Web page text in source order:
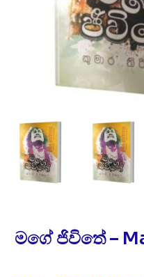
මගේ ජිවිතේ –